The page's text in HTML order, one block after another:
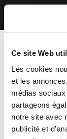
Ce site Web
Les cookies
et les
médias
partageons
notre site avec
publicité et